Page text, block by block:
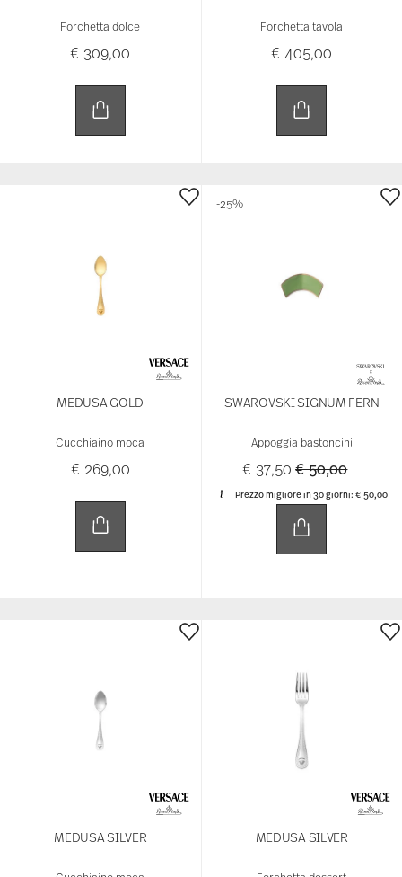
Forchetta dolce
€ 309,00
Forchetta tavola
€ 405,00
MEDUSA GOLD
Cucchiaino moca
€ 269,00
SWAROVSKI SIGNUM FERN
Appoggia bastoncini
€ 37,50Price reduced
€ 50,00to
Prezzo migliore in 30 giorni:€ 50,00
-25%
MEDUSA SILVER MEDUSA SILVER